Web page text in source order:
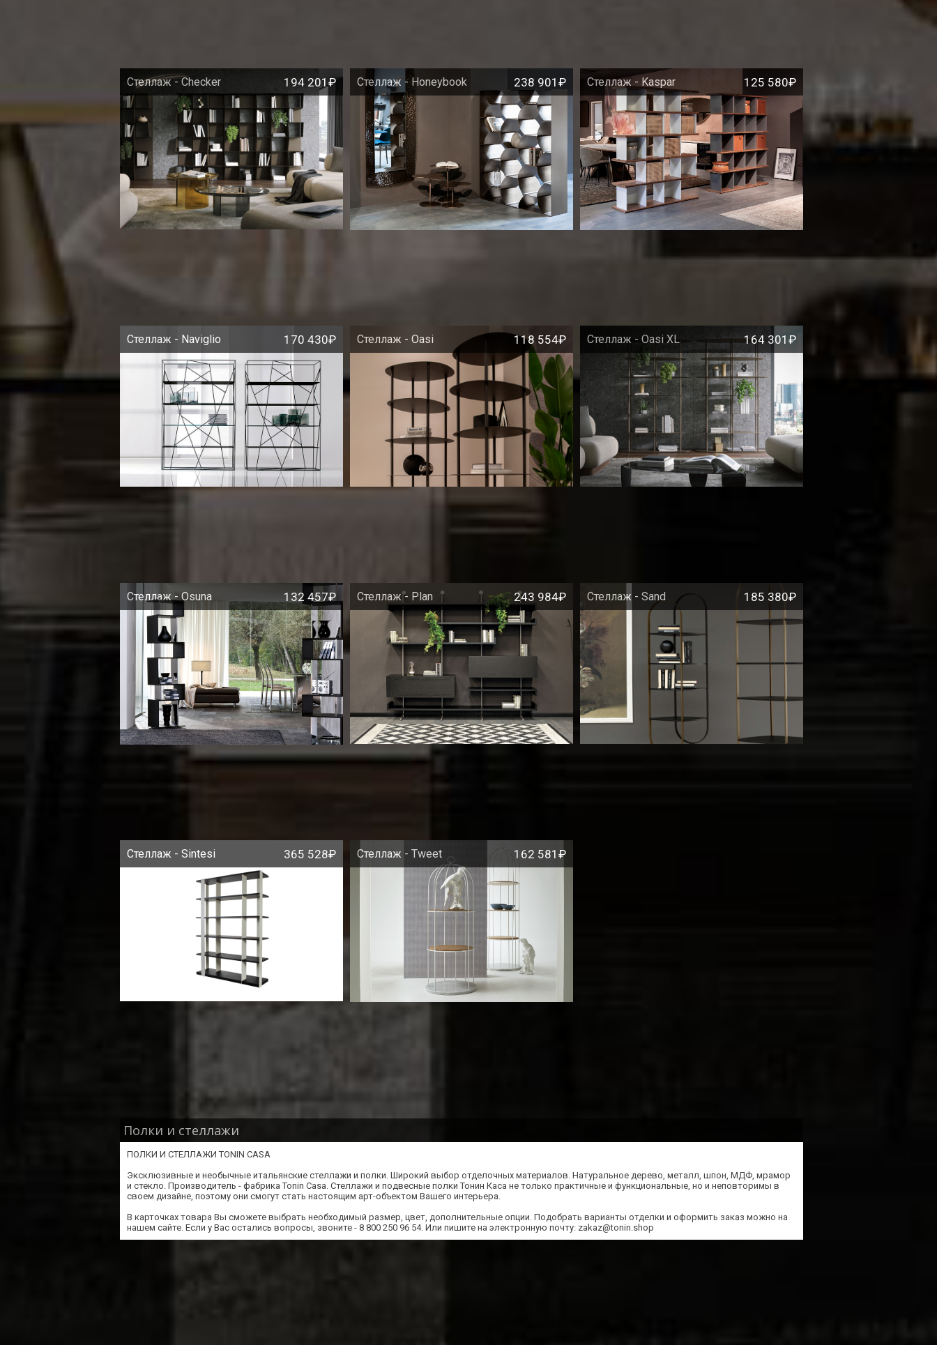
Стеллаж - Checker 194 201₽ Стеллаж - Honeybook 238 901₽ Стеллаж - Kaspar 125 580₽
Стеллаж - Naviglio 170 430₽ Стеллаж - Oasi 118 554₽ Стеллаж - Oasi XL 164 301₽
Стеллаж - Osuna 132 457₽ Стеллаж - Plan 243 984₽ Стеллаж - Sand 185 380₽
Стеллаж - Sintesi 365 528₽ Стеллаж - Tweet 162 581₽
Полки и стеллажи
ПОЛКИ И СТЕЛЛАЖИ TONIN CASA
Эксклюзивные и необычные итальянские стеллажи и полки. Широкий выбор отделочных материалов. Натуральное дерево, металл, шпон, МДФ, мрамор
и стекло. Производитель - фабрика Tonin Casa. Стеллажи и подвесные полки Тонин Каса не только практичные и функциональные, но и неповторимы в
своем дизайне, поэтому они смогут стать настоящим арт-объектом Вашего интерьера.
В карточках товара Вы сможете выбрать необходимый размер, цвет, дополнительные опции. Подобрать варианты отделки и оформить заказ можно на
нашем сайте. Если у Вас остались вопросы, звоните - 8 800 250 96 54. Или пишите на электронную почту: zakaz@tonin.shop